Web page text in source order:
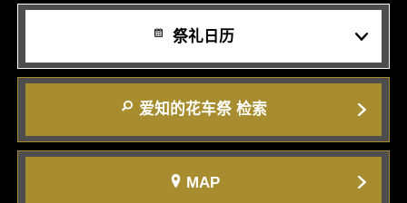
祭礼日历
爱知的花车祭 检索
MAP